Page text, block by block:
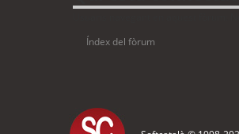
Índex del fòrum